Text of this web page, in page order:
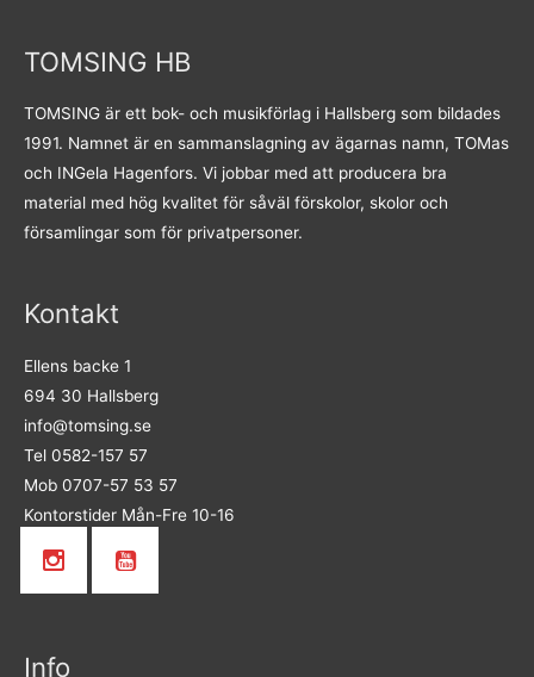
TOMSING HB
TOMSING är ett bok- och musikförlag i Hallsberg som bildades
1991. Namnet är en sammanslagning av ägarnas namn, TOMas
och INGela Hagenfors. Vi jobbar med att producera bra
material med hög kvalitet för såväl förskolor, skolor och
församlingar som för privatpersoner.
Kontakt
Ellens backe 1
694 30 Hallsberg
info@tomsing.se
Tel 0582-157 57
Mob 0707-57 53 57
Kontorstider Mån-Fre 10-16
Info